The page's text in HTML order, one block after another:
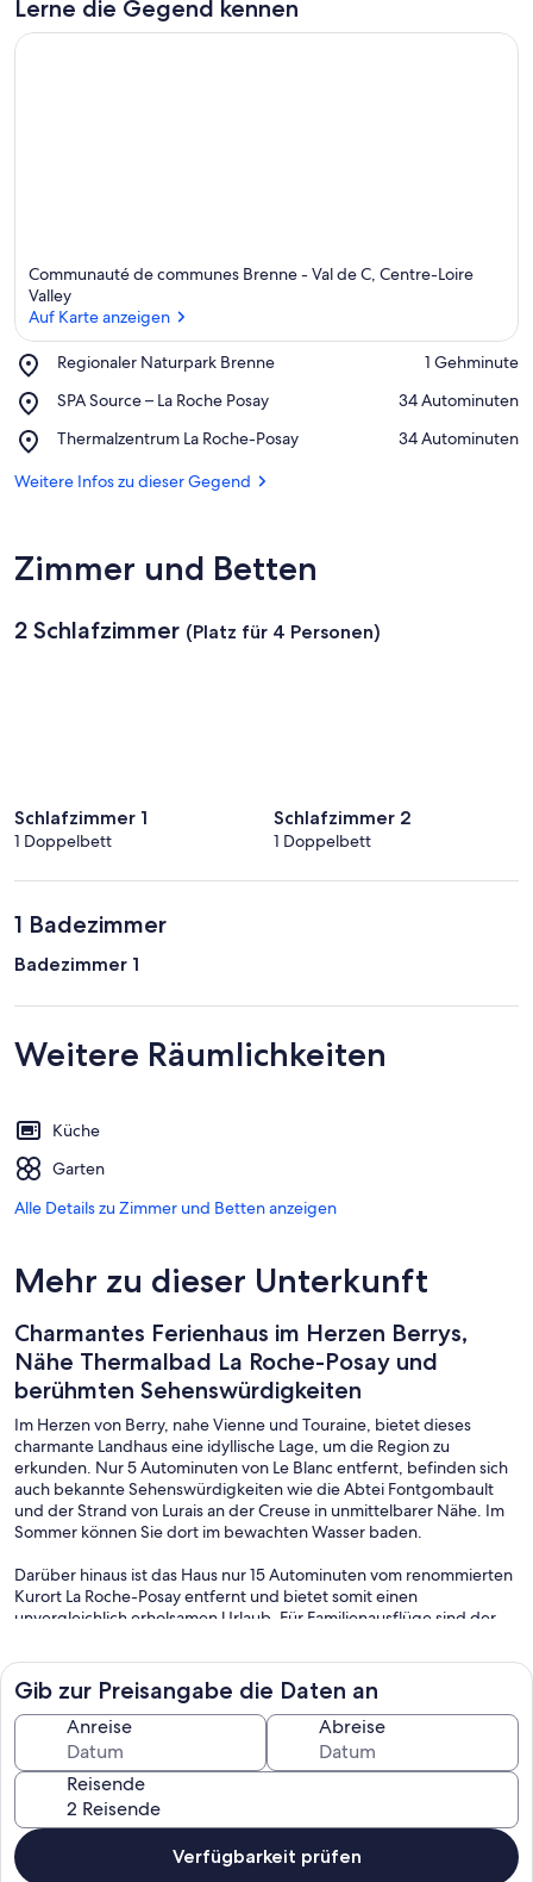
Lerne die Gegend kennen
Auf Karte anzeigen
Communauté de communes Brenne - Val de C, Centre-Loire
Valley
Auf Karte anzeigen
Regionaler Naturpark Brenne
Place,
Naturpark
‪1 Gehminute‬
SPA Source – La Roche Posay
Place,
Source
La
‪34 Autominuten‬
Thermalzentrum La Roche-Posay
Place,
La
‪34 Autominuten‬
Weitere Infos zu dieser Gegend
Zimmer und Betten
2 Schlafzimmer (Platz für 4 Personen)
Schlafzimmer 1
1 Doppelbett
Schlafzimmer 2
1 Doppelbett
1 Badezimmer
Badezimmer 1
Weitere Räumlichkeiten
Küche
Garten
Alle Details zu Zimmer und Betten anzeigen
Mehr zu dieser Unterkunft
Charmantes Ferienhaus im Herzen Berrys,
Nähe Thermalbad La Roche-Posay und
berühmten Sehenswürdigkeiten
Im Herzen von Berry, nahe Vienne und Touraine, bietet dieses
charmante Landhaus eine idyllische Lage, um die Region zu
erkunden. Nur 5 Autominuten von Le Blanc entfernt, befinden sich
auch bekannte Sehenswürdigkeiten wie die Abtei Fontgombault
und der Strand von Lurais an der Creuse in unmittelbarer Nähe. Im
Sommer können Sie dort im bewachten Wasser baden.
Darüber hinaus ist das Haus nur 15 Autominuten vom renommierten
Kurort La Roche-Posay entfernt und bietet somit einen
unvergleichlich erholsamen Urlaub. Für Familienausflüge sind der
45 Autominuten erreichbar und versprechen unvergessliche Tage
für Groß und Klein. Eingang: Sie betreten ein schlichtes und
einladendes Landhaus, dessen Wohnbereich vom natürlichen Licht
durchflutet wird, sobald Sie die Haustür durchschritten haben.
Wohnbereich: Der Wohnbereich ist offen gestaltet. Eine rustikale
Küche geht in ein gemütliches Wohnzimmer über. Herzstück der
Küche ist ein Holzofen, der für eine behagliche Atmosphäre sorgt.
Esszimmer: Angrenzend an das Wohnzimmer lädt ein großer
Esstisch zu geselligen Mahlzeiten in entspannter und authentischer
Gib zur Preisangabe die Daten an
Anreise Abreise
Reisende
Verfügbarkeit prüfen